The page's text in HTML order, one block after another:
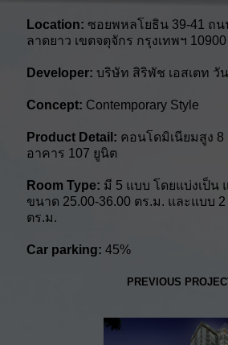
Location: ซอยพหลโยธิน 39-41 ถ
ลาดยาว เขตจตุจักร กรุงเทพฯ 10900
Developer: บริษัท สิริพัช เอสเตท วั
Concept: Contemporary Style
Product Detail: คอนโดมิเนียมสูง 8
อาคาร 107 ยูนิต
Room Type: มี 5 แบบ โดยแบ่งเป็น
ขนาด 25.00-36.00 ตร.ม. และแบบ
ตร.ม.
Car parking: 45%
PREVIOUS